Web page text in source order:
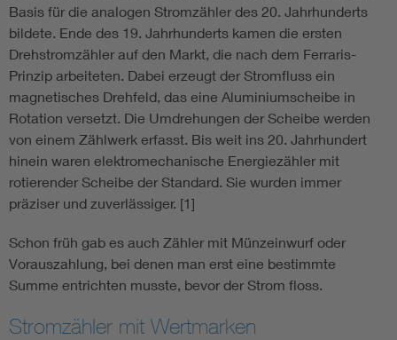
Basis für die analogen Stromzähler des 20. Jahrhunderts
bildete. Ende des 19. Jahrhunderts kamen die ersten
Drehstromzähler auf den Markt, die nach dem Ferraris-
Prinzip arbeiteten. Dabei erzeugt der Stromfluss ein
magnetisches Drehfeld, das eine Aluminiumscheibe in
Rotation versetzt. Die Umdrehungen der Scheibe werden
von einem Zählwerk erfasst. Bis weit ins 20. Jahrhundert
hinein waren elektromechanische Energiezähler mit
rotierender Scheibe der Standard. Sie wurden immer
präziser und zuverlässiger. [1]
Schon früh gab es auch Zähler mit Münzeinwurf oder
Vorauszahlung, bei denen man erst eine bestimmte
Summe entrichten musste, bevor der Strom floss.
Stromzähler mit Wertmarken